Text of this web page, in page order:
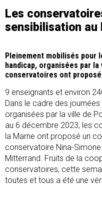
Les
sensibilisation au
Pleinement mobilisés pour
handicap, organisées par
conservatoires ont
9 enseignants et environ
Dans le cadre des
organisées par la ville de
au 6 décembre 2023, les
la Marne ont proposé un
conservatoire Nina-
Mitterrand. Fruits de la
conservatoires, cette
toutes et tous a été une